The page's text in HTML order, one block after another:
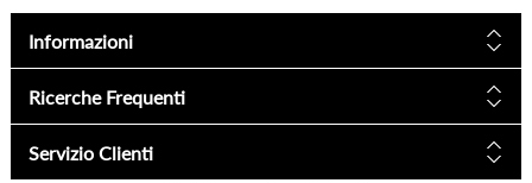
Informazioni
Ricerche Frequenti
Servizio Clienti